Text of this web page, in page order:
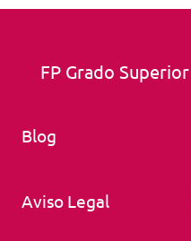
FP Grado Superior
Blog
Aviso Legal